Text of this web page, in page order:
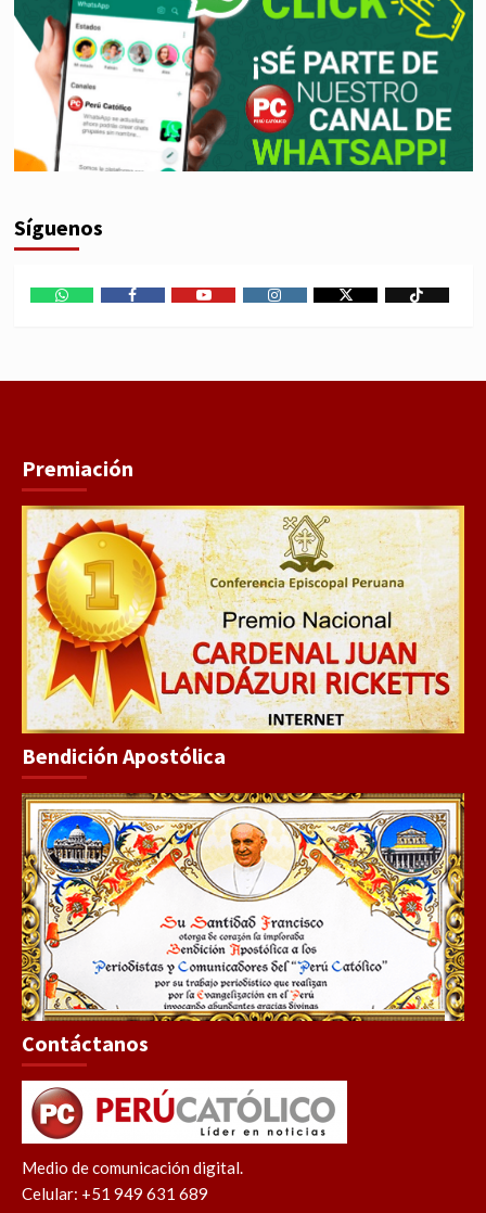
Síguenos
Premiación
Bendición Apostólica
Contáctanos
Medio de comunicación digital.
Celular: +51 949 631 689